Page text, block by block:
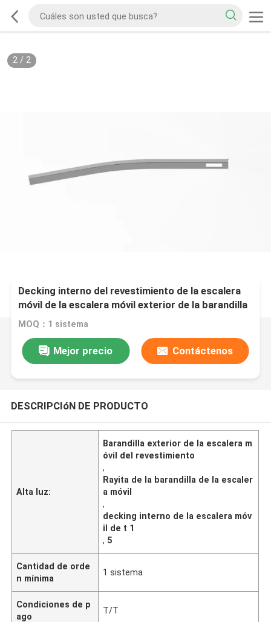
2/ 2
Decking interno del revestimiento de la escalera
móvil de la escalera móvil exterior de la barandilla
T 1,5
MOQ：1 sistema
Mejor precio Contáctenos
DESCRIPCIóN DE PRODUCTO
Alta luz:
Barandilla exterior de la escalera m
óvil del revestimiento
,
Rayita de la barandilla de la escaler
a móvil
,
decking interno de la escalera móv
il de t 1
, 5
Cantidad de orde
n mínima
1 sistema
Condiciones de p
ago
T/T